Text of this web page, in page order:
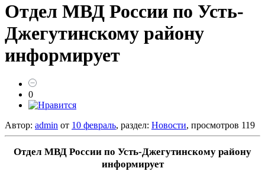
Отдел МВД России по Усть-
Джегутинскому району
информирует
0
Автор: admin от 10 февраль, раздел: Новости, просмотров 119
Отдел МВД России по Усть-Джегутинскому району
информирует